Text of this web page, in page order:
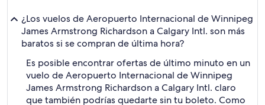
¿Los vuelos de Aeropuerto Internacional de Winnipeg
James Armstrong Richardson a Calgary Intl. son más
baratos si se compran de última hora?
Es posible encontrar ofertas de último minuto en un
vuelo de Aeropuerto Internacional de Winnipeg
James Armstrong Richardson a Calgary Intl. claro
que también podrías quedarte sin tu boleto. Como